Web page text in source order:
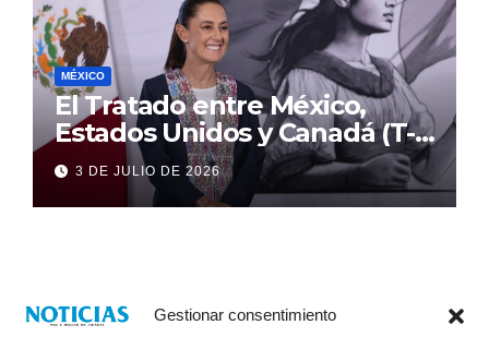
Gestionar consentimiento
MÉXICO
El Tratado entre México,
Estados Unidos y Canadá (T-
MEC) se mantiene hasta el
2036: Presidenta Claudia
Sheinbaum
3 DE JULIO DE 2026